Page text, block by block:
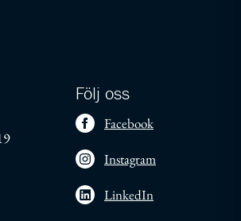
Följ oss
Facebook
Instagram
LinkedIn